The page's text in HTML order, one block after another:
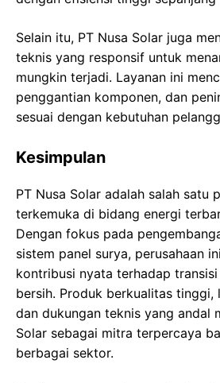
Selain itu, PT Nusa Solar juga
teknis yang responsif untuk
mungkin terjadi. Layanan ini
penggantian komponen, dan
sesuai dengan kebutuhan
Kesimpulan
PT Nusa Solar adalah salah satu
terkemuka di bidang energi
Dengan fokus pada
sistem panel surya, perusahaan
kontribusi nyata terhadap
bersih. Produk berkualitas tinggi,
dan dukungan teknis yang andal
Solar sebagai mitra terpercaya
berbagai sektor.